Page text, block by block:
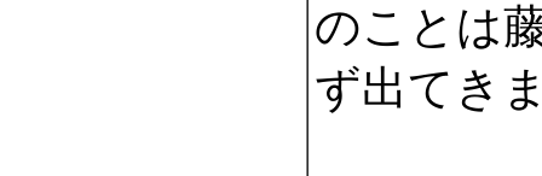
のことは
ず出てき